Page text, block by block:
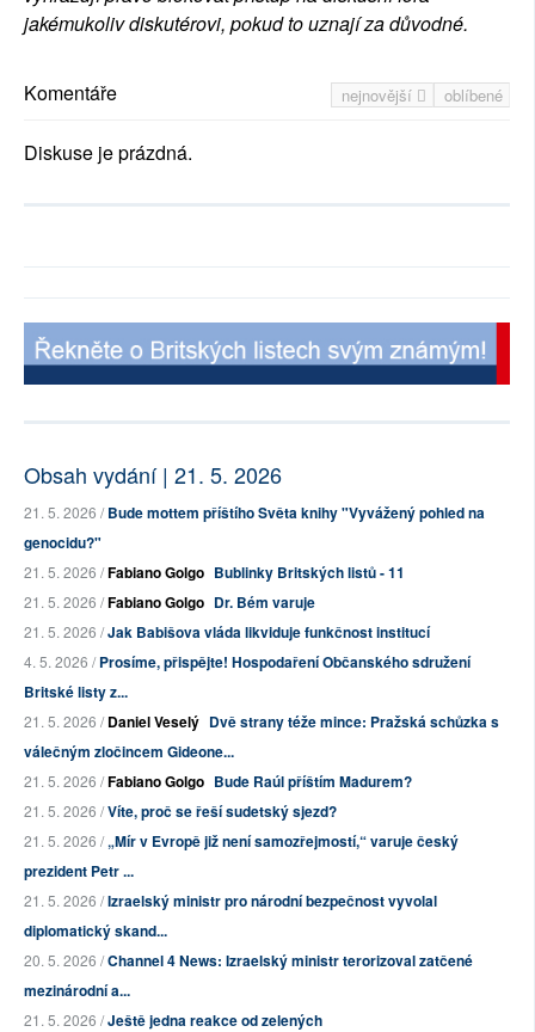
jakémukoliv diskutérovi, pokud to uznají za důvodné.
nejnovější oblíbené
Komentáře
Diskuse je prázdná.
Obsah vydání | 21. 5. 2026
21. 5. 2026 /Bude mottem příštího Světa knihy "Vyvážený pohled na
genocidu?"
21. 5. 2026 /Fabiano Golgo Bublinky Britských listů - 11
21. 5. 2026 /Fabiano Golgo Dr. Bém varuje
21. 5. 2026 /Jak Babišova vláda likviduje funkčnost institucí
4. 5. 2026 /Prosíme, přispějte! Hospodaření Občanského sdružení
Britské listy z...
21. 5. 2026 /Daniel Veselý Dvě strany téže mince: Pražská schůzka s
válečným zločincem Gideone...
21. 5. 2026 /Fabiano Golgo Bude Raúl příštím Madurem?
21. 5. 2026 /Víte, proč se řeší sudetský sjezd?
21. 5. 2026 /„Mír v Evropě již není samozřejmostí,“ varuje český
prezident Petr ...
21. 5. 2026 /Izraelský ministr pro národní bezpečnost vyvolal
diplomatický skand...
20. 5. 2026 /Channel 4 News: Izraelský ministr terorizoval zatčené
mezinárodní a...
21. 5. 2026 /Ještě jedna reakce od zelených